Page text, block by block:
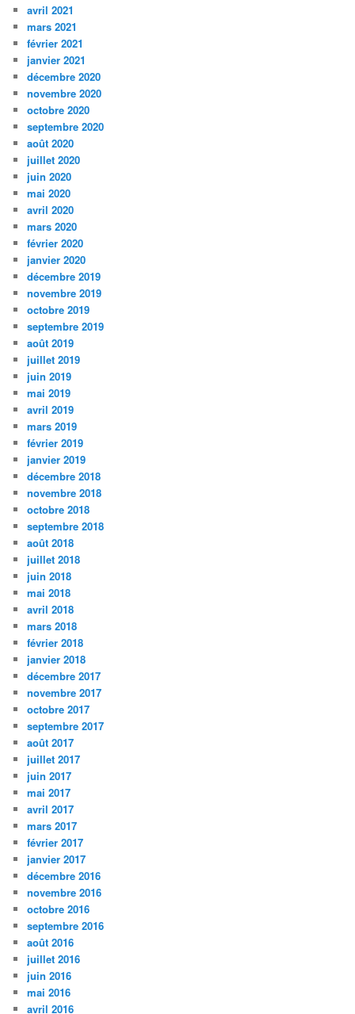
avril 2021
mars 2021
février 2021
janvier 2021
décembre 2020
novembre 2020
octobre 2020
septembre 2020
août 2020
juillet 2020
juin 2020
mai 2020
avril 2020
mars 2020
février 2020
janvier 2020
décembre 2019
novembre 2019
octobre 2019
septembre 2019
août 2019
juillet 2019
juin 2019
mai 2019
avril 2019
mars 2019
février 2019
janvier 2019
décembre 2018
novembre 2018
octobre 2018
septembre 2018
août 2018
juillet 2018
juin 2018
mai 2018
avril 2018
mars 2018
février 2018
janvier 2018
décembre 2017
novembre 2017
octobre 2017
septembre 2017
août 2017
juillet 2017
juin 2017
mai 2017
avril 2017
mars 2017
février 2017
janvier 2017
décembre 2016
novembre 2016
octobre 2016
septembre 2016
août 2016
juillet 2016
juin 2016
mai 2016
avril 2016